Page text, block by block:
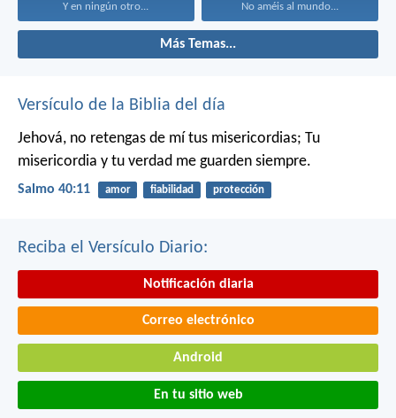
Y en ningún otro... No améis al mundo...
Más Temas...
Versículo de la Biblia del día
Jehová, no retengas de mí tus misericordias; Tu
misericordia y tu verdad me guarden siempre.
Salmo 40:11 amor fiabilidad protección
Reciba el Versículo Diario:
Notificación diaria
Correo electrónico
Android
En tu sitio web